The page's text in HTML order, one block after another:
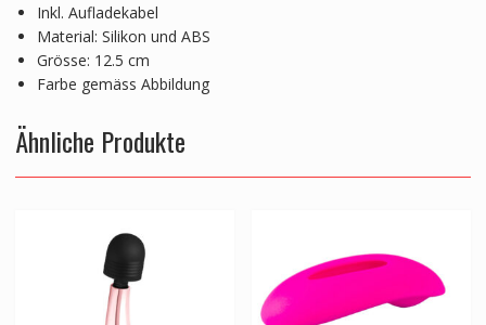
Inkl. Aufladekabel
Material: Silikon und ABS
Grösse: 12.5 cm
Farbe gemäss Abbildung
Ähnliche Produkte